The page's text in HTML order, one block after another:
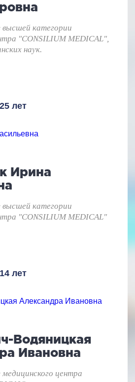
высшей категории
"CONSILIUM MEDICAL",
наук.
лет
Ирина
высшей категории
"CONSILIUM MEDICAL"
лет
Водяницкая
Ивановна
центра